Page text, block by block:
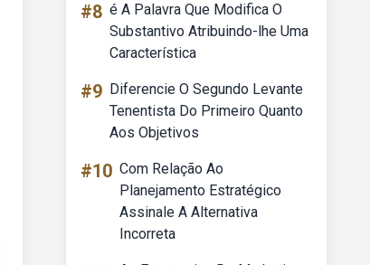
#8 é A Palavra Que Modifica O
Substantivo Atribuindo-lhe Uma
Característica
#9 Diferencie O Segundo Levante
Tenentista Do Primeiro Quanto
Aos Objetivos
#10 Com Relação Ao
Planejamento Estratégico
Assinale A Alternativa
Incorreta